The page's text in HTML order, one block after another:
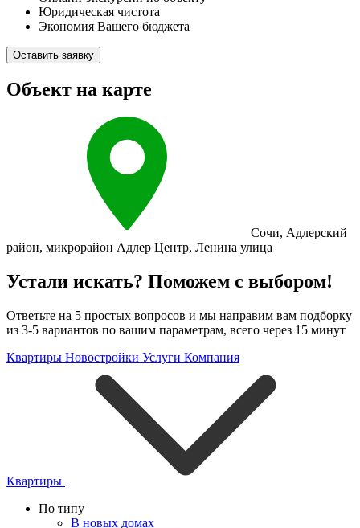
Юридическая чистота
Экономия Вашего бюджета
Оставить заявку
Объект на карте
Сочи, Адлерский
район, микрорайон Адлер Центр, Ленина улица
Устали искать? Поможем с выбором!
Ответьте на 5 простых вопросов и мы направим вам подборку
из 3-5 вариантов по вашим параметрам, всего через 15 минут
Квартиры Новостройки Услуги Компания
Квартиры
По типу
В новых домах